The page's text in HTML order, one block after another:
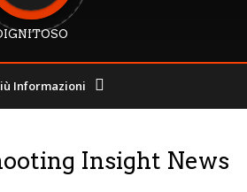
Informazioni
Insight News